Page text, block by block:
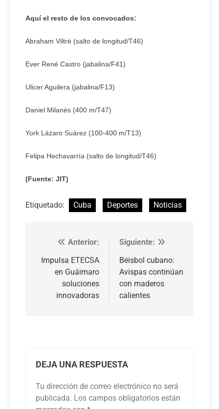
Aquí el resto de los convocados:
Abraham Viltré (salto de longitud/T46)
Ever René Castro (jabalina/F41)
Ulicer Aguilera (jabalina/F13)
Daniel Milanés (400 m/T47)
York Lázaro Suárez (100-400 m/T13)
Felipa Hechavarría (salto de longitud/T46)
(Fuente: JIT)
Etiquetado: Cuba Deportes Noticias
Navegación
de
entradas
Anterior:
Impulsa ETECSA
en Guáimaro
soluciones
innovadoras
Siguiente:
Béisbol cubano:
Avispas continúan
con maderos
calientes
DEJA UNA RESPUESTA
Tu dirección de correo electrónico no será
publicada. Los campos obligatorios están